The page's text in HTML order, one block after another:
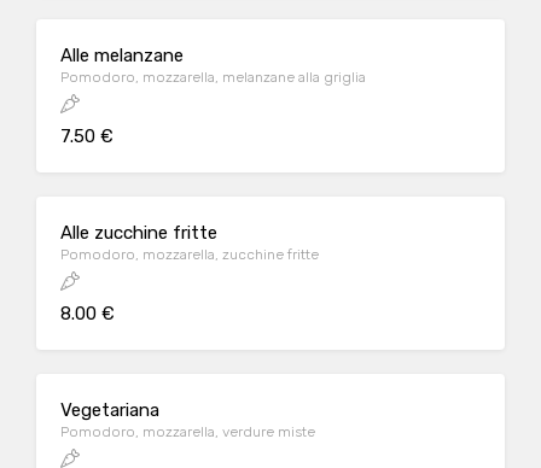
Alle melanzane
Pomodoro, mozzarella, melanzane alla griglia
7.50 €
Alle zucchine fritte
Pomodoro, mozzarella, zucchine fritte
8.00 €
Vegetariana
Pomodoro, mozzarella, verdure miste